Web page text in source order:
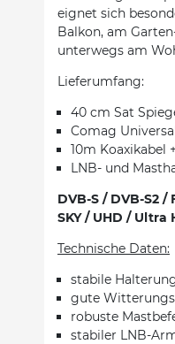
eignet sich
Balkon, am
unterwegs am
Lieferumfang:
40 cm Sat
Comag
10m Koaxikabel
LNB- und
DVB-S / DVB-S2 /
SKY / UHD /
Technische Daten:
stabile
gute
robuste
stabiler LNB-